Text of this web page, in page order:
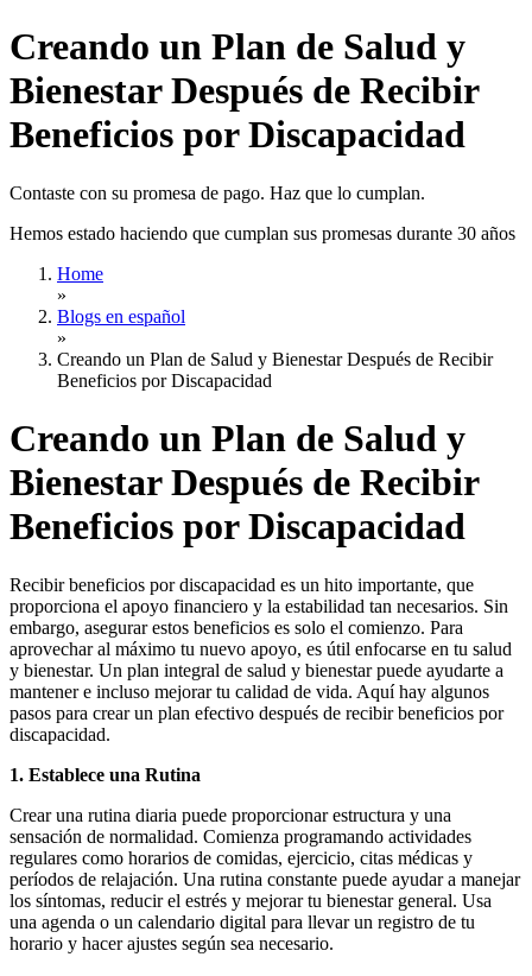
Creando un Plan de Salud y
Bienestar Después de Recibir
Beneficios por Discapacidad
Contaste con su promesa de pago. Haz que lo cumplan.
Hemos estado haciendo que cumplan sus promesas durante 30 años
Home
»
Blogs en español
»
Creando un Plan de Salud y Bienestar Después de Recibir
Beneficios por Discapacidad
Creando un Plan de Salud y
Bienestar Después de Recibir
Beneficios por Discapacidad
Recibir beneficios por discapacidad es un hito importante, que
proporciona el apoyo financiero y la estabilidad tan necesarios. Sin
embargo, asegurar estos beneficios es solo el comienzo. Para
aprovechar al máximo tu nuevo apoyo, es útil enfocarse en tu salud
y bienestar. Un plan integral de salud y bienestar puede ayudarte a
mantener e incluso mejorar tu calidad de vida. Aquí hay algunos
pasos para crear un plan efectivo después de recibir beneficios por
discapacidad.
1. Establece una Rutina
Crear una rutina diaria puede proporcionar estructura y una
sensación de normalidad. Comienza programando actividades
regulares como horarios de comidas, ejercicio, citas médicas y
períodos de relajación. Una rutina constante puede ayudar a manejar
los síntomas, reducir el estrés y mejorar tu bienestar general. Usa
una agenda o un calendario digital para llevar un registro de tu
horario y hacer ajustes según sea necesario.